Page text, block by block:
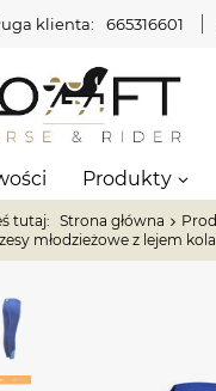
klienta: 665316601
Produkty
tutaj: Strona główna
młodzieżowe z lejem